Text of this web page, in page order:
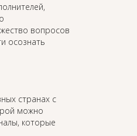
вопросов
осознать
странах с
можно
которые